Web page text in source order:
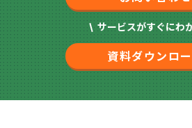
サービスがすぐにわ
資料ダウンロ